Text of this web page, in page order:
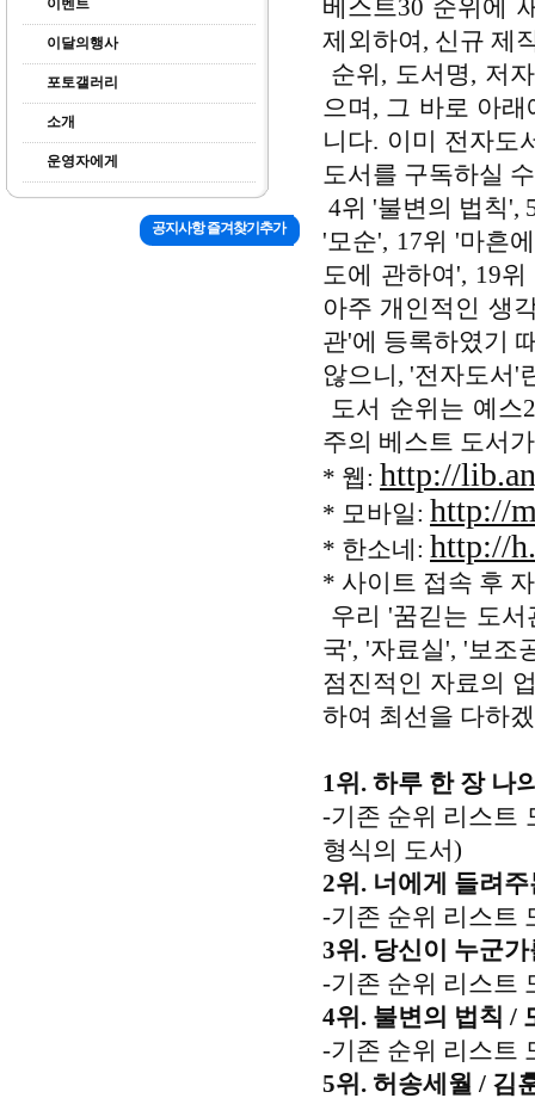
이벤트
이달의행사
포토갤러리
소개
운영자에게
베스트30 순위에
제외하여, 신규 제
순위, 도서명, 저
으며, 그 바로 아
니다. 이미 전자도
도서를 구독하실
4위 '불변의 법칙',
'모순', 17위 '마흔
도에 관하여', 19
아주 개인적인 생
관'에 등록하였기
않으니, '전자도서'
도서 순위는 예스
주의 베스트 도서
* 웹: http://
* 모바일: http://
* 한소네: http://
* 사이트 접속 후
우리 '꿈긷는 도
국', '자료실', '보조
점진적인 자료의
하여 최선을 다하
1위. 하루 한 장 나
-기존 순위 리스트
형식의 도서)
2위. 너에게 들려
-기존 순위 리스트
3위. 당신이 누군
-기존 순위 리스트
4위. 불변의 법칙 /
-기존 순위 리스트
5위. 허송세월 / 김
공지사항 즐겨찾기추가